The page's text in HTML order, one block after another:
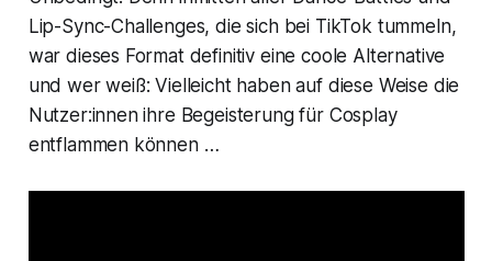
Lip-Sync-Challenges, die sich bei TikTok tummeln,
war dieses Format definitiv eine coole Alternative
und wer weiß: Vielleicht haben auf diese Weise die
Nutzer:innen ihre Begeisterung für Cosplay
entflammen können …